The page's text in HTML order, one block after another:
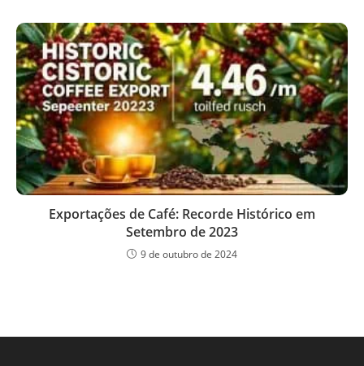
Exportações de Café: Recorde Histórico em
Setembro de 2023
9 de outubro de 2024